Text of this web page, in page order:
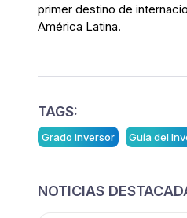
primer destino de
América Latina.
TAGS:
Grado inversor Guía del
NOTICIAS